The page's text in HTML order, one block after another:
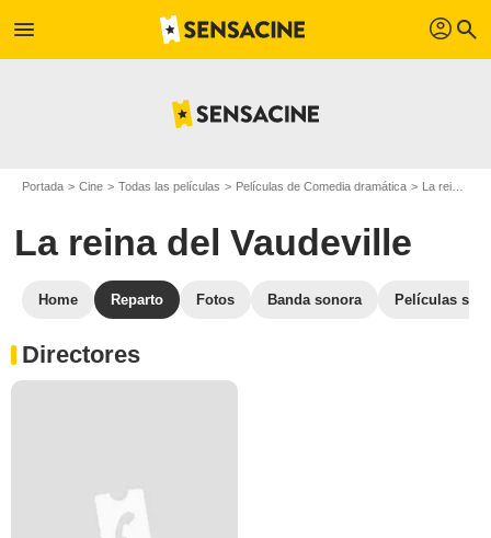
menu profil search
Portada Cine Todas las películas Películas de Comedia dramática La reina del Vaudeville
La reina del Vaudeville
Home Reparto Fotos Banda sonora Películas
Directores